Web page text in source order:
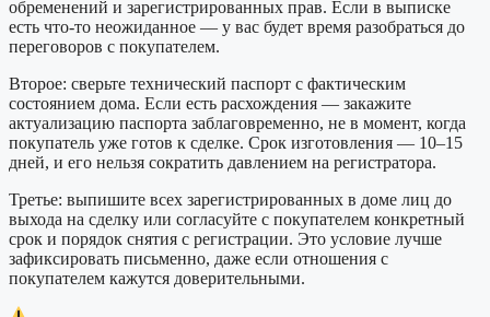
обременений и зарегистрированных прав. Если в выписке
есть что-то неожиданное — у вас будет время разобраться до
переговоров с покупателем.
Второе: сверьте технический паспорт с фактическим
состоянием дома. Если есть расхождения — закажите
актуализацию паспорта заблаговременно, не в момент, когда
покупатель уже готов к сделке. Срок изготовления — 10–15
дней, и его нельзя сократить давлением на регистратора.
Третье: выпишите всех зарегистрированных в доме лиц до
выхода на сделку или согласуйте с покупателем конкретный
срок и порядок снятия с регистрации. Это условие лучше
зафиксировать письменно, даже если отношения с
покупателем кажутся доверительными.